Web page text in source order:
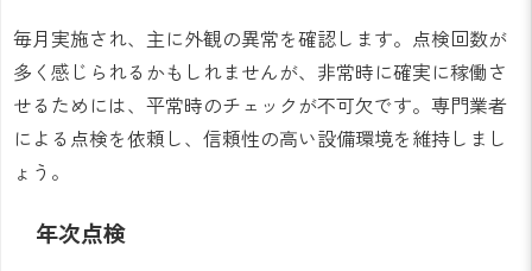
毎月実施され、主に外観の異常を確認します。点検回数が
多く感じられるかもしれませんが、非常時に確実に稼働さ
せるためには、平常時のチェックが不可欠です。専門業者
による点検を依頼し、信頼性の高い設備環境を維持しまし
ょう。
年次点検